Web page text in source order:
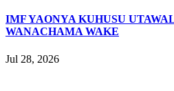
IMF YAONYA KUHUSU
WANACHAMA WAKE
Jul 28, 2026